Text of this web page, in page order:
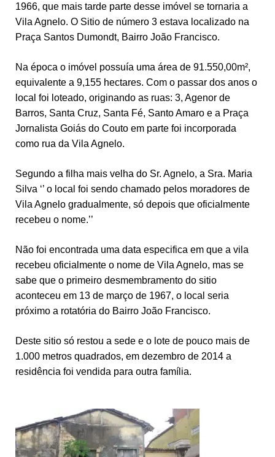
1966, que mais tarde parte desse imóvel se tornaria a
Vila Agnelo. O Sitio de número 3 estava localizado na
Praça Santos Dumondt, Bairro João Francisco.
Na época o imóvel possuía uma área de 91.550,00m²,
equivalente a 9,155 hectares. Com o passar dos anos o
local foi loteado, originando as ruas: 3, Agenor de
Barros, Santa Cruz, Santa Fé, Santo Amaro e a Praça
Jornalista Goiás do Couto em parte foi incorporada
como rua da Vila Agnelo.
Segundo a filha mais velha do Sr. Agnelo, a Sra. Maria
Silva ‘’ o local foi sendo chamado pelos moradores de
Vila Agnelo gradualmente, só depois que oficialmente
recebeu o nome.’’
Não foi encontrada uma data especifica em que a vila
recebeu oficialmente o nome de Vila Agnelo, mas se
sabe que o primeiro desmembramento do sitio
aconteceu em 13 de março de 1967, o local seria
próximo a rotatória do Bairro João Francisco.
Deste sitio só restou a sede e o lote de pouco mais de
1.000 metros quadrados, em dezembro de 2014 a
residência foi vendida para outra família.